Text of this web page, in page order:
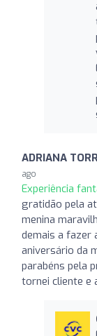
ADRIANA
ago
Experiência
gratidão pela
menina
demais a fazer
aniversário da
parabéns pela
tornei cliente e